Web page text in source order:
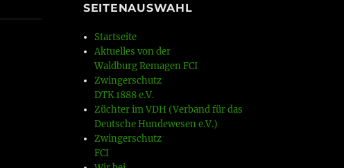
SEITENAUSWAHL
Startseite
Aktuelles von der
Waldburg Remagen FCI
Zwingerschutz
DTK 1888 e.V.
Züchter im VDH (Verband für das
Deutsche Hundewesen e.V.)
Zwingerschutz
FCI